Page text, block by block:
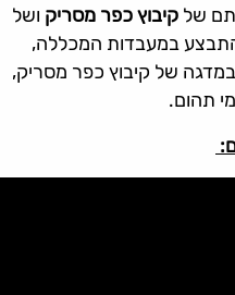
של קיבוץ כפר מסריק ושל
במעבדות המכללה,
של קיבוץ כפר מסריק,
תהום.